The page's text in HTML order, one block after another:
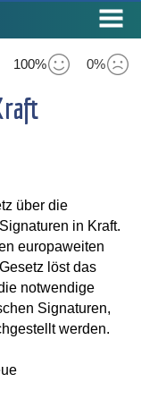
100% 0%
über die
in Kraft.
europaweiten
löst das
notwendige
Signaturen,
werden.